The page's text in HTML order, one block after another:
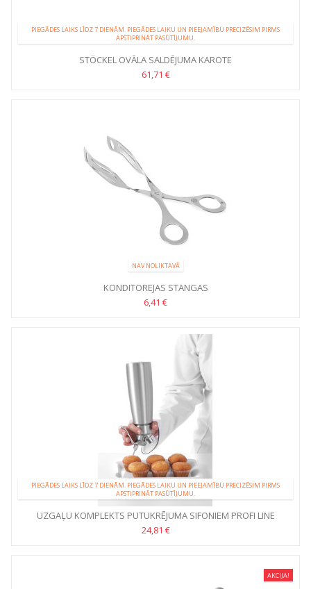
PIEGĀDES LAIKS LĪDZ 7 DIENĀM. PIEGĀDES LAIKU UN PIEEJAMĪBU PRECIZĒSIM PIRMS
APSTIPRINĀT PASŪTĪJUMU.
STÖCKEL OVĀLA SALDĒJUMA KAROTE
61,71 €
NAV NOLIKTAVĀ
KONDITOREJAS STANGAS
6,41 €
PIEGĀDES LAIKS LĪDZ 7 DIENĀM. PIEGĀDES LAIKU UN PIEEJAMĪBU PRECIZĒSIM PIRMS
APSTIPRINĀT PASŪTĪJUMU.
UZGAĻU KOMPLEKTS PUTUKRĒJUMA SIFONIEM PROFI LINE
24,81 €
AKCIJA!